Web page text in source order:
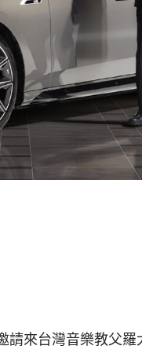
來台灣音樂教父羅